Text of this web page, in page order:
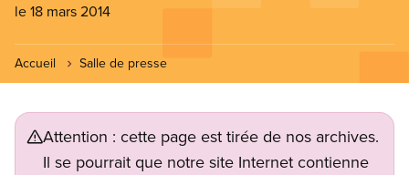
le 18 mars 2014
Accueil Salle de presse
Attention : cette page est tirée de nos archives.
Il se pourrait que notre site Internet contienne